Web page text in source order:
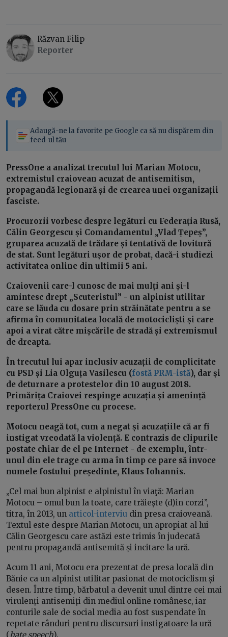
Răzvan Filip
Reporter
Adaugă-ne la favorite pe Google ca să nu dispărem din
feed-ul tău
PressOne a analizat trecutul lui Marian Motocu,
extremistul craiovean acuzat de antisemitism,
propagandă legionară și de crearea unei organizații
fasciste.
Procurorii vorbesc despre legături cu Federația Rusă,
Călin Georgescu și Comandamentul „Vlad Țepeș”,
gruparea acuzată de trădare și tentativă de lovitură
de stat. Sunt legături ușor de probat, dacă-i studiezi
activitatea online din ultimii 5 ani.
Craiovenii care-l cunosc de mai mulți ani și-l
amintesc drept „Scuteristul” - un alpinist utilitar
care se lăuda cu dosare prin străinătate pentru a se
afirma în comunitatea locală de motocicliști și care
apoi a virat către mișcările de stradă și extremismul
de dreapta.
În trecutul lui apar inclusiv acuzații de complicitate
cu PSD și Lia Olguța Vasilescu (fostă PRM-istă), dar și
de deturnare a protestelor din 10 august 2018.
Primărița Craiovei respinge acuzația și amenință
reporterul PressOne cu procese.
Motocu neagă tot, cum a negat și acuzațiile că ar fi
instigat vreodată la violență. E contrazis de clipurile
postate chiar de el pe Internet - de exemplu, într-
unul din ele trage cu arma în timp ce pare să invoce
numele fostului președinte, Klaus Iohannis.
„Cel mai bun alpinist e alpinistul în viaţă: Marian
Motocu – omul bun la toate, care trăieşte (d)in corzi”,
titra, în 2013, un articol-interviu din presa craioveană.
Textul este despre Marian Motocu, un apropiat al lui
Călin Georgescu care astăzi este trimis în judecată
pentru propagandă antisemită și incitare la ură.
Acum 11 ani, Motocu era prezentat de presa locală din
Bănie ca un alpinist utilitar pasionat de motociclism și
desen. Între timp, bărbatul a devenit unul dintre cei mai
virulenți antisemiți din mediul online românesc, iar
conturile sale de social media au fost suspendate în
repetate rânduri pentru discursuri instigatoare la ură
(hate speech).